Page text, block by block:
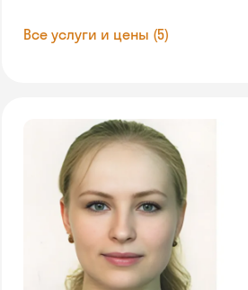
Все услуги и цены (5)